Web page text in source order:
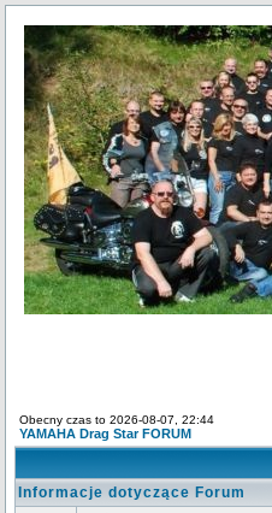
Obecny czas to 2026-08-07, 22:44
YAMAHA Drag Star FORUM
Informacje dotyczące Forum